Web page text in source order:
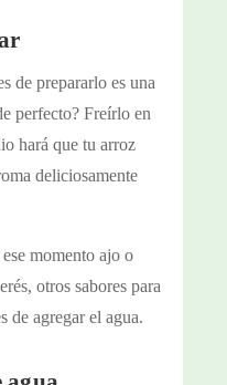
de prepararlo es una
perfecto? Freírlo en
hará que tu arroz
deliciosamente
momento ajo o
otros sabores para
de agregar el agua.